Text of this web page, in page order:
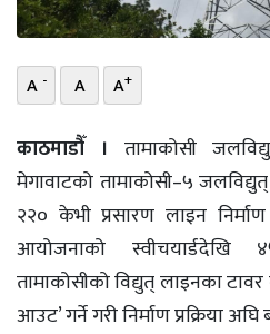
खोज
प्रोफाइल
विशेष
A - A A+
काठमाडौँ । तामाकोसी
मेगावाटको तामाकोसी–५
२२० केभी प्रसारण लाइन
आयोजनाको स्वीचयार्डदेखि
तामाकोसीको विद्युत् लाइनका
आउट’ गर्ने गरी निर्माण प्रक्रिया